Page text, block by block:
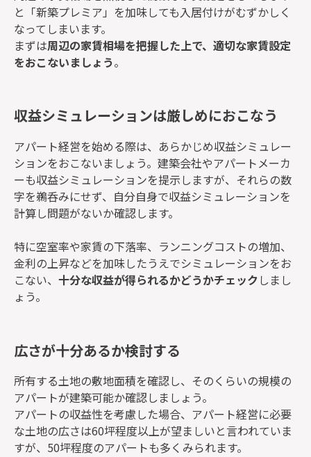
と「新築プレミア」を加味しても入居付けがむずかしく
なってしまいます。
まずは周辺の家賃相場を把握した上で、適切な家賃設定
をおこないましょう。
収益シミュレーションは厳しめにおこなう
アパート経営を始める際は、あらかじめ収益シミュレー
ションをおこないましょう。建築会社やアパートメーカ
ーも収益シミュレーションを提示しますが、それらの数
字を鵜呑みにせず、自分自身で収益シミュレーションを
計算し問題がないか確認します。
特に空室率や家賃の下落率、ランニングコストの増加、
金利の上昇などを加味したうえでシミュレーションをお
こない、 十分な収益が得られるかどうかチェック しまし
ょう。
広さが十分あるか検討する
所有する土地の敷地面積を確認し、そのくらいの規模の
アパートが建築可能か確認しましょう。
アパートの収益性を考慮した場合、アパート経営に必要
な土地の広さは60坪程度以上が望ましいと言われていま
すが、50坪程度のアパートも多くみられます。